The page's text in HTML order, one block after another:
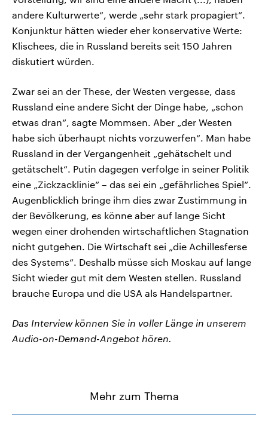
andere Kulturwerte“, werde „sehr stark propagiert“.
Konjunktur hätten wieder eher konservative Werte:
Klischees, die in Russland bereits seit 150 Jahren
diskutiert würden.
Zwar sei an der These, der Westen vergesse, dass
Russland eine andere Sicht der Dinge habe, „schon
etwas dran“, sagte Mommsen. Aber „der Westen
habe sich überhaupt nichts vorzuwerfen“. Man habe
Russland in der Vergangenheit „gehätschelt und
getätschelt“. Putin dagegen verfolge in seiner Politik
eine „Zickzacklinie“ – das sei ein „gefährliches Spiel“.
Augenblicklich bringe ihm dies zwar Zustimmung in
der Bevölkerung, es könne aber auf lange Sicht
wegen einer drohenden wirtschaftlichen Stagnation
nicht gutgehen. Die Wirtschaft sei „die Achillesferse
des Systems“. Deshalb müsse sich Moskau auf lange
Sicht wieder gut mit dem Westen stellen. Russland
brauche Europa und die USA als Handelspartner.
Das Interview können Sie in voller Länge in unserem
Audio-on-Demand-Angebot hören.
Mehr zum Thema